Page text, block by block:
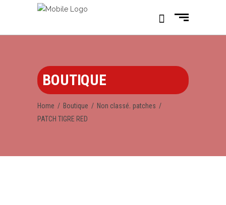
BOUTIQUE
Home / Boutique / Non classé patches /
PATCH TIGRE RED